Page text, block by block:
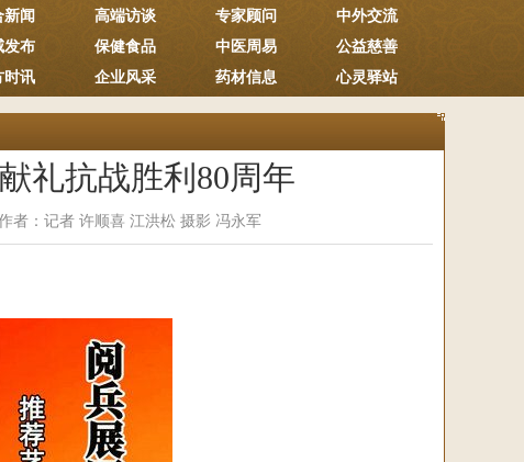
新闻 高端访谈 专家顾问
中外交流
发布 保健食品 中医周易
公益慈善
时讯 企业风采 药材信息 心灵驿站
礼抗战胜利80周年
者：记者 许顺喜 江洪松 摄影 冯永军